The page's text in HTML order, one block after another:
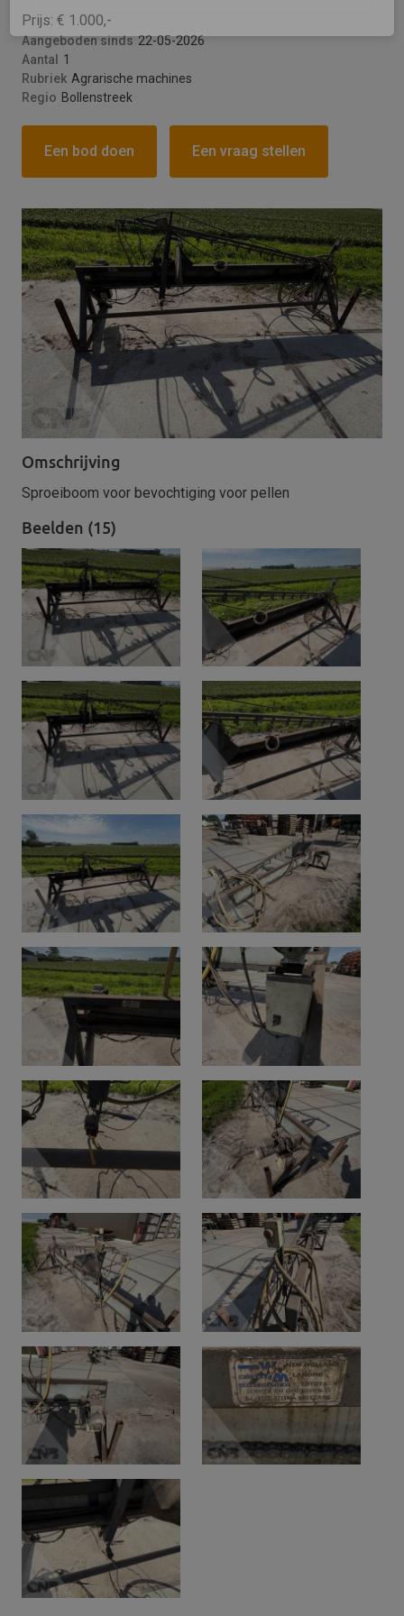
Prijs: € 1.000,-
Aangeboden sinds 22-05-2026
Aantal
1
Rubriek Agrarische machines
Regio Bollenstreek
Een bod doen Een vraag stellen
Omschrijving
Sproeiboom voor bevochtiging voor pellen
Beelden (15)
Versturen
This site is protected by reCAPTCHA and the
Google Privacy Policy